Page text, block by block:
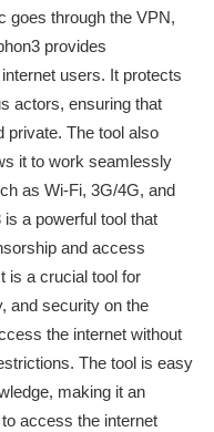
goes through the VPN,
provides
users. It protects
actors, ensuring that
private. The tool also
it to work seamlessly
as Wi-Fi, 3G/4G, and
a powerful tool that
and access
is a crucial tool for
and security on the
the internet without
The tool is easy
making it an
access the internet